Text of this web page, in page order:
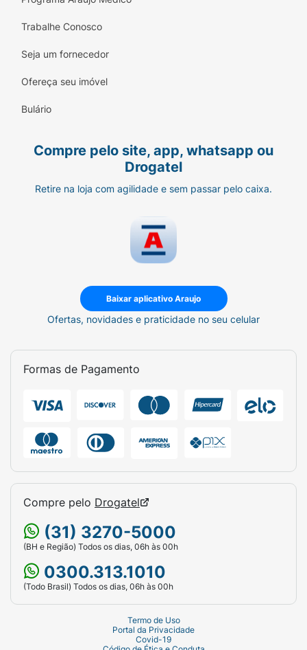
Trabalhe Conosco
Seja um fornecedor
Ofereça seu imóvel
Bulário
Compre pelo site, app, whatsapp ou
Drogatel
Retire na loja com agilidade e sem passar pelo caixa.
Baixar aplicativo Araujo
Ofertas, novidades e praticidade no seu celular
Formas de Pagamento
Compre pelo Drogatel
(31) 3270-5000
(BH e Região) Todos os dias, 06h às 00h
0300.313.1010
(Todo Brasil) Todos os dias, 06h às 00h
Termo de Uso
Portal da Privacidade
Covid-19